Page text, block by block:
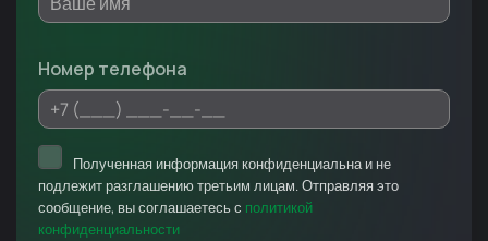
Номер телефона
Полученная информация конфиденциальна и не
подлежит разглашению третьим лицам. Отправляя это
сообщение, вы соглашаетесь с политикой
конфиденциальности